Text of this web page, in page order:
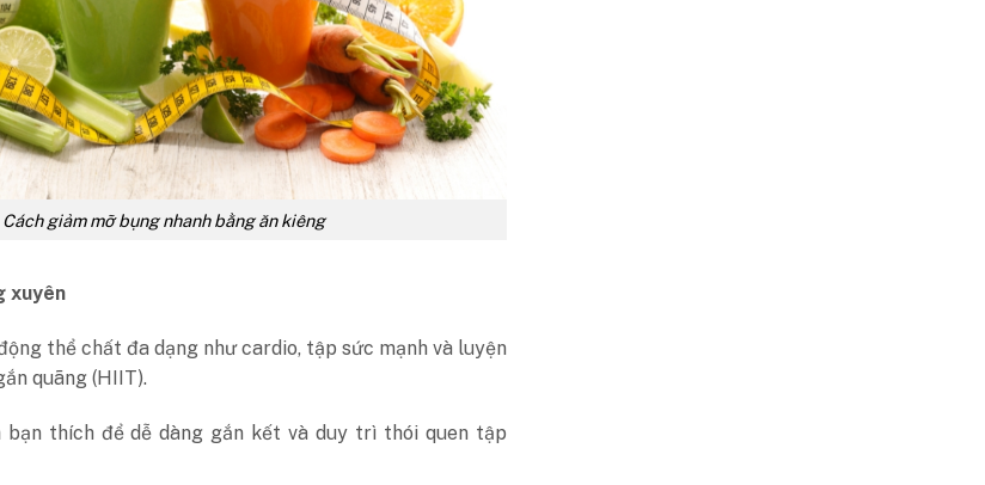
Cách giảm mỡ bụng nhanh bằng ăn kiêng
xuyên
thể chất đa dạng như cardio, tập sức mạnh và luyện
quãng (HIIT).
bạn thích để dễ dàng gắn kết và duy trì thói quen tập